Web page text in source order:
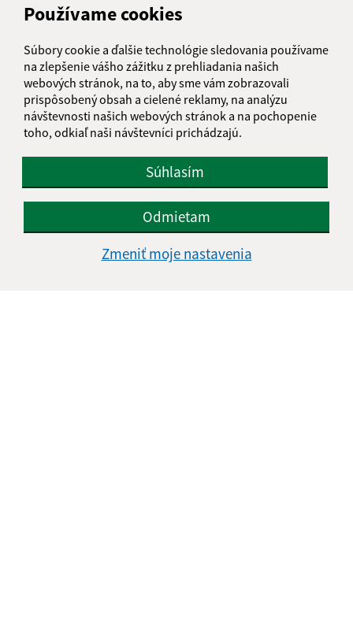
Používame cookies
Súbory cookie a ďalšie technológie sledovania používame
na zlepšenie vášho zážitku z prehliadania našich
webových stránok, na to, aby sme vám zobrazovali
prispôsobený obsah a cielené reklamy, na analýzu
návštevnosti našich webových stránok a na pochopenie
toho, odkiaľ naši návštevníci prichádzajú.
Súhlasím
Odmietam
Zmeniť moje nastavenia
+421 43 557 71 11
IČO: 00314501